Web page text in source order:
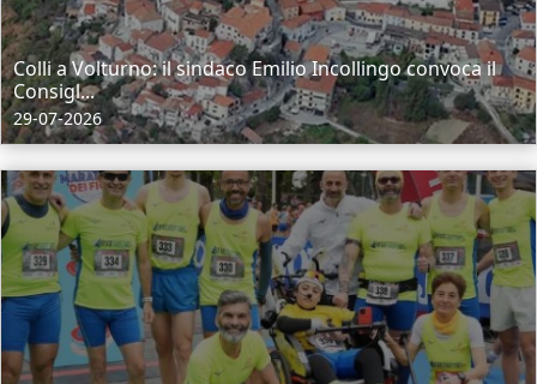
Colli a Volturno: il sindaco Emilio Incollingo convoca il
Consigl...
29-07-2026